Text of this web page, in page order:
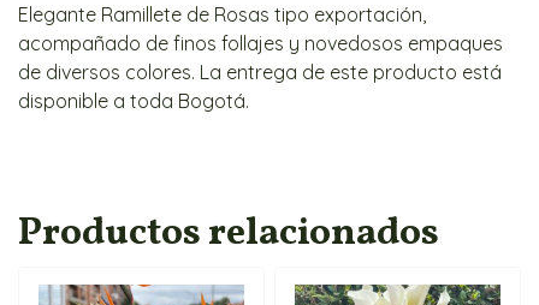
Elegante Ramillete de Rosas tipo exportación,
acompañado de finos follajes y novedosos empaques
de diversos colores. La entrega de este producto está
disponible a toda Bogotá.
Productos relacionados